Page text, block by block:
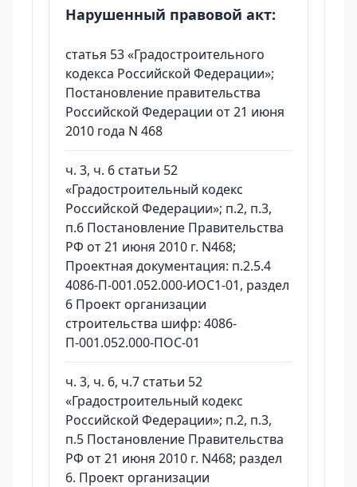
Нарушенный правовой акт:
статья 53 «Градостроительного
кодекса Российской Федерации»;
Постановление правительства
Российской Федерации от 21 июня
2010 года N 468
ч. 3, ч. 6 статьи 52
«Градостроительный кодекс
Российской Федерации»; п.2, п.3,
п.6 Постановление Правительства
РФ от 21 июня 2010 г. N468;
Проектная документация: п.2.5.4
4086-П-001.052.000-ИОС1-01, раздел
6 Проект организации
строительства шифр: 4086-
П-001.052.000-ПОС-01
ч. 3, ч. 6, ч.7 статьи 52
«Градостроительный кодекс
Российской Федерации»; п.2, п.3,
п.5 Постановление Правительства
РФ от 21 июня 2010 г. N468; раздел
6. Проект организации